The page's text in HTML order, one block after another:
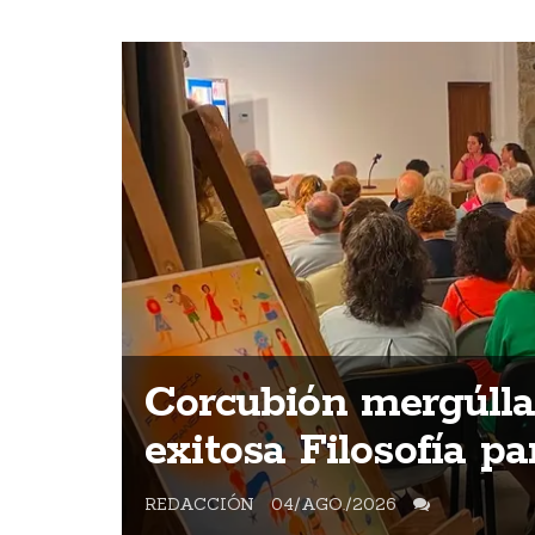
Corcubión
exitosa Filosofía
REDACCIÓN 04/AGO./2026